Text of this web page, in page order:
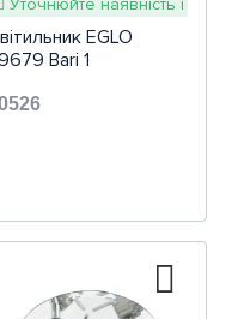
Уточнюйте наявність і
EGLO
Bari 1